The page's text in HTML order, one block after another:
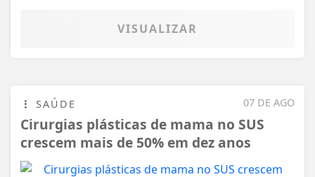
VISUALIZAR
07 DE AGO
SAÚDE
Cirurgias plásticas de mama no SUS
crescem mais de 50% em dez anos